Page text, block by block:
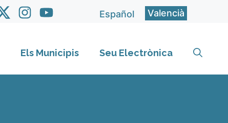
Español Valencià
Els Municipis Seu Electrònica